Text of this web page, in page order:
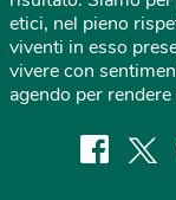
etici, nel pieno
viventi in esso
vivere con
agendo per